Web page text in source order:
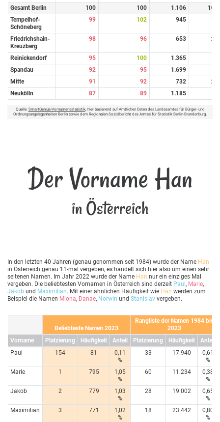
Gesamt Berlin 100 100 1.106
107
Tempelhof-
Schöneberg
99 102 945 19
Friedrichshain-
Kreuzberg
98 96 653 23
Reinickendorf 95 100 1.365
Spandau
92 95 1.699
Mitte
91 92 732
22
Neukölln
87 89 1.185
Quelle: SmartGenius-Vornamensstatistik, hier basierend auf Amtlichen Daten des Landesamtes für Bürger- und
Ordnungsangelegenheiten Berlin sowie dem Regionalen Sozialbericht des Amtes für Statistik Berlin-Brandenburg.
Der Vorname Han
in Österreich
In den letzten 40 Jahren (genau genommen seit 1984) wurde der Name Han
in Österreich genau 11-mal vergeben, es handelt sich hier also um einen sehr
seltenen Namen. Im Jahr 2022 wurde der Name Han nur ein einziges Mal
vergeben. Die beliebtesten Vornamen in Österreich sind derzeit Paul , Marie,
Jakob und Maximilian. Mit einer ähnlichen Häufigkeit wie Han werden zum
Beispiel die Namen Miona, Danae, Norwin und Stanislav vergeben.
Beliebteste Namen 2023
Rangliste der Namen 1984 bis
2023
Vorname
Platzierung Häufigkeit Anteil Platzierung Häufigkeit
Anteil
Paul
154 81
0,11
%
33 17.940
0,61
%
Marie
1 795
1,05
%
60 11.234
0,38
%
Jakob
2 779
1,03
%
28 19.002
0,65
%
Maximilian
3 771
1,02
%
18 23.442
0,80
%